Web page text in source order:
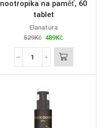
nootropika na paměť, 60
tablet
Elanatura
529Kč 489Kč